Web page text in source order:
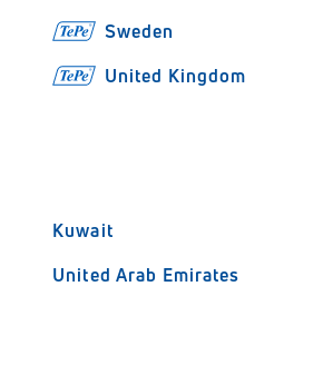
Sweden
United Kingdom
Kuwait
United Arab Emirates